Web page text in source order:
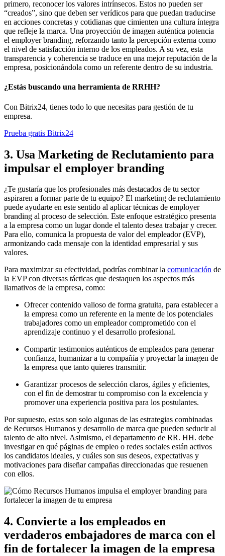
primero, reconocer los valores intrínsecos. Estos no pueden ser
“creados”, sino que deben ser verídicos para que puedan traducirse
en acciones concretas y cotidianas que cimienten una cultura íntegra
que refleje la marca. Una proyección de imagen auténtica potencia
el employer branding, reforzando tanto la percepción externa como
el nivel de satisfacción interno de los empleados. A su vez, esta
transparencia y coherencia se traduce en una mejor reputación de la
empresa, posicionándola como un referente dentro de su industria.
¿Estás buscando una herramienta de RRHH?
Con Bitrix24, tienes todo lo que necesitas para gestión de tu
empresa.
Prueba gratis Bitrix24
3. Usa Marketing de Reclutamiento para
impulsar el employer branding
¿Te gustaría que los profesionales más destacados de tu sector
aspiraren a formar parte de tu equipo? El marketing de reclutamiento
puede ayudarte en este sentido al aplicar técnicas de employer
branding al proceso de selección. Este enfoque estratégico presenta
a la empresa como un lugar donde el talento desea trabajar y crecer.
Para ello, comunica la propuesta de valor del empleador (EVP),
armonizando cada mensaje con la identidad empresarial y sus
valores.
Para maximizar su efectividad, podrías combinar la comunicación de
la EVP con diversas tácticas que destaquen los aspectos más
llamativos de la empresa, como:
Ofrecer contenido valioso de forma gratuita, para establecer a
la empresa como un referente en la mente de los potenciales
trabajadores como un empleador comprometido con el
aprendizaje continuo y el desarrollo profesional.
Compartir testimonios auténticos de empleados para generar
confianza, humanizar a tu compañía y proyectar la imagen de
la empresa que tanto quieres transmitir.
Garantizar procesos de selección claros, ágiles y eficientes,
con el fin de demostrar tu compromiso con la excelencia y
promover una experiencia positiva para los postulantes.
Por supuesto, estas son solo algunas de las estrategias combinadas
de Recursos Humanos y desarrollo de marca que pueden seducir al
talento de alto nivel. Asimismo, el departamento de RR. HH. debe
investigar en qué páginas de empleo o redes sociales están activos
los candidatos ideales, y cuáles son sus deseos, expectativas y
motivaciones para diseñar campañas direccionadas que resuenen
con ellos.
4. Convierte a los empleados en
verdaderos embajadores de marca con el
fin de fortalecer la imagen de la empresa